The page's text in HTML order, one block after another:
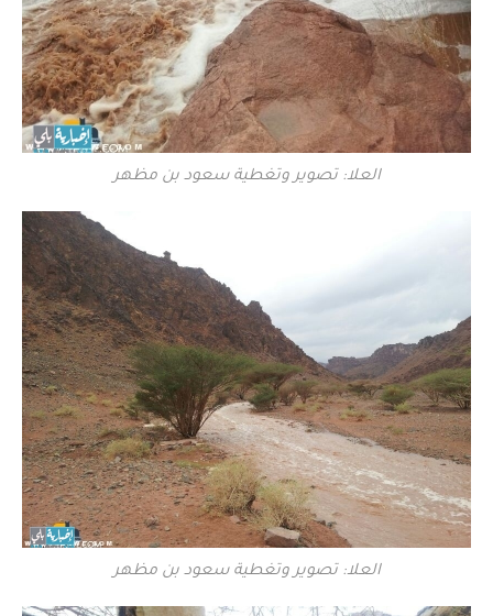
العلا: تصوير وتغطية سعود بن مظهر
العلا: تصوير وتغطية سعود بن مظهر